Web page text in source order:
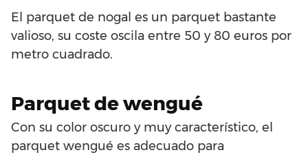
El parquet de nogal es un parquet bastante
valioso, su coste oscila entre 50 y 80 euros por
metro cuadrado.
Parquet de wengué
Con su color oscuro y muy característico, el
parquet wengué es adecuado para